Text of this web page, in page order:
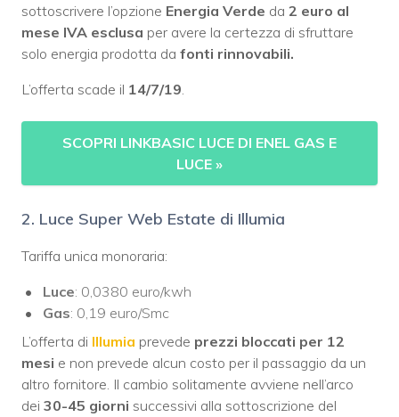
sottoscrivere l’opzione Energia Verde da 2 euro al
mese IVA esclusa per avere la certezza di sfruttare
solo energia prodotta da fonti rinnovabili.
L’offerta scade il 14/7/19.
SCOPRI LINKBASIC LUCE DI ENEL GAS E
LUCE »
2. Luce Super Web Estate di Illumia
Tariffa unica monoraria:
Luce: 0,0380 euro/kwh
Gas: 0,19 euro/Smc
L’offerta di Illumia prevede prezzi bloccati per 12
mesi e non prevede alcun costo per il passaggio da un
altro fornitore. Il cambio solitamente avviene nell’arco
dei 30-45 giorni successivi alla sottoscrizione del